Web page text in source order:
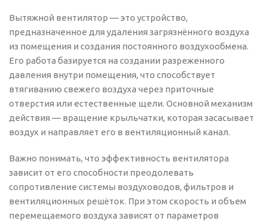
Вытяжной вентилятор — это устройство,
предназначенное для удаления загрязнённого воздуха
из помещения и создания постоянного воздухообмена.
Его работа базируется на создании разреженного
давления внутри помещения, что способствует
втягиванию свежего воздуха через приточные
отверстия или естественные щели. Основной механизм
действия — вращение крыльчатки, которая засасывает
воздух и направляет его в вентиляционный канал.
Важно понимать, что эффективность вентилятора
зависит от его способности преодолевать
сопротивление системы воздуховодов, фильтров и
вентиляционных решёток. При этом скорость и объем
перемещаемого воздуха зависят от параметров